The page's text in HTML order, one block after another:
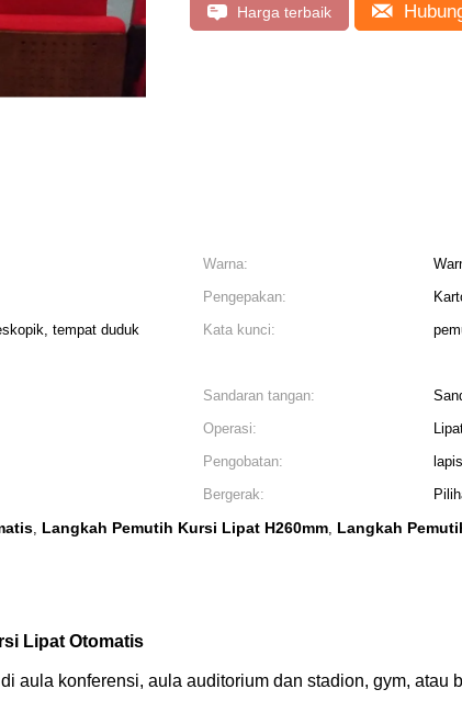
Harga terbaik
Warna:
Pengepakan:
tempat duduk
Kata kunci:
Sandaran tangan:
Operasi:
Pengobatan:
Bergerak:
, Langkah Pemutih Kursi Lipat H260mm, Langkah
Lipat Otomatis
aula konferensi, aula auditorium dan stadion, gym, atau